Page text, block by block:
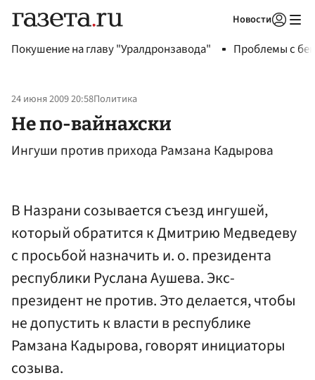
Новости
Покушение на главу "Уралдронзавода" Проблемы с
24 июня 2009 20:58Политика
Не по-вайнахски
Ингуши против прихода Рамзана Кадырова
В Назрани созывается съезд ингушей,
который обратится к Дмитрию Медведеву
с просьбой назначить и. о. президента
республики Руслана Аушева. Экс-
президент не против. Это делается, чтобы
не допустить к власти в республике
Рамзана Кадырова, говорят инициаторы
созыва.